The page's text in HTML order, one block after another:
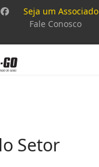
Seja um Associado
Fale Conosco
Setor